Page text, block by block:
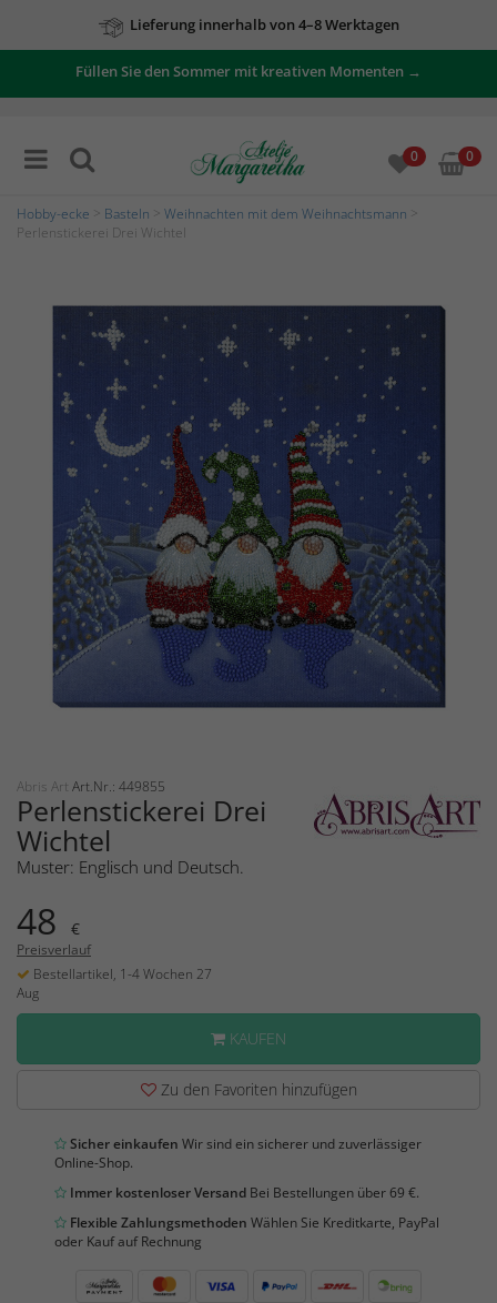
Lieferung innerhalb von 4–8 Werktagen
Füllen Sie den Sommer mit kreativen Momenten →
0 0
Hobby-ecke Basteln Weihnachten mit dem Weihnachtsmann
Perlenstickerei Drei Wichtel
Abris Art Art.Nr.: 449855
Perlenstickerei Drei
Wichtel
Muster: Englisch und Deutsch.
48 €
Preisverlauf
Bestellartikel, 1-4 Wochen 27
Aug
KAUFEN
Zu den Favoriten hinzufügen
Sicher einkaufen Wir sind ein sicherer und zuverlässiger
Online-Shop.
Immer kostenloser Versand Bei Bestellungen über 69 €.
Flexible Zahlungsmethoden Wählen Sie Kreditkarte, PayPal
oder Kauf auf Rechnung